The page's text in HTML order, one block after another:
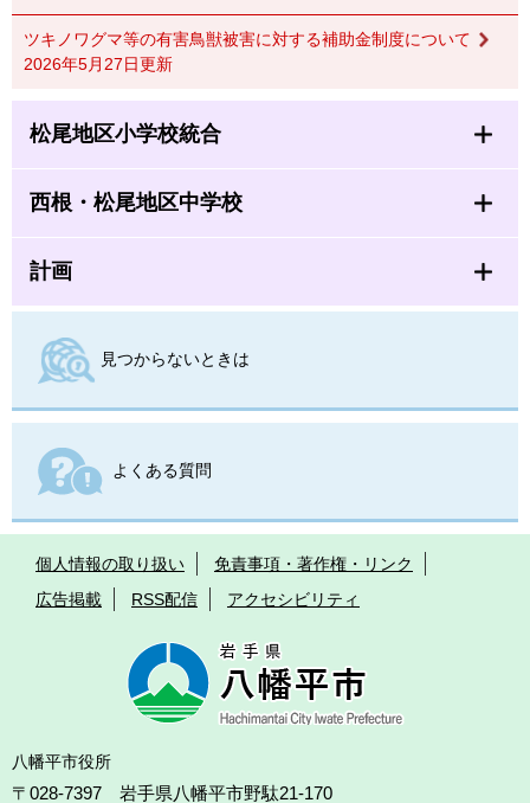
ツキノワグマ等の有害鳥獣被害に対する補助金制度について
2026年5月27日更新
松尾地区小学校統合
西根・松尾地区中学校
計画
見つからないときは
よくある質問
個人情報の取り扱い
免責事項・著作権・リンク
広告掲載
RSS配信 アクセシビリティ
八幡平市役所
〒028-7397 岩手県八幡平市野駄21-170